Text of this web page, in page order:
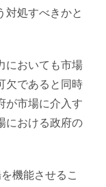
対処すべきかと
においても市場
欠であると同時
が市場に介入す
における政府の
機能させるこ